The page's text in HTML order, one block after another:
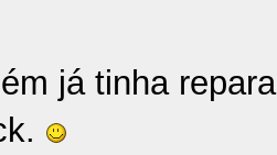
já tinha